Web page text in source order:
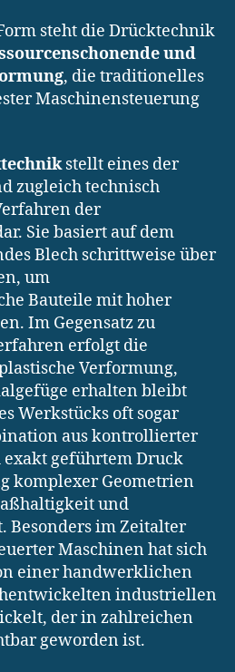
steht die Drücktechnik
und
, die traditionelles
Maschinensteuerung
stellt eines der
zugleich technisch
der
Sie basiert auf dem
Blech schrittweise über
um
Bauteile mit hoher
Im Gegensatz zu
erfolgt die
Verformung,
erhalten bleibt
Werkstücks oft sogar
aus kontrollierter
geführtem Druck
komplexer Geometrien
und
Besonders im Zeitalter
Maschinen hat sich
einer handwerklichen
industriellen
der in zahlreichen
geworden ist.